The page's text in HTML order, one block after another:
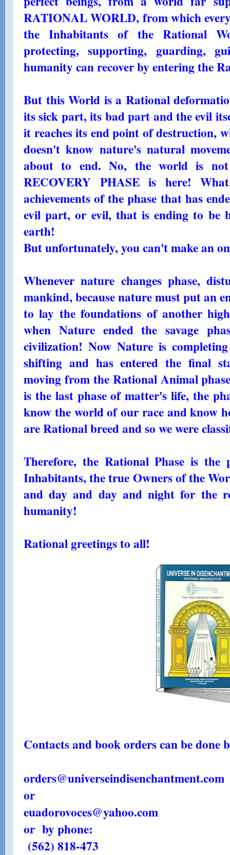
RATIONAL WORLD, from which
the Inhabitants of the Rational
protecting, supporting, guarding,
humanity can recover by entering the
But this World is a Rational
its sick part, its bad part and the evil
it reaches its end point of destruction,
doesn't know nature's natural
about to end. No, the world is
RECOVERY PHASE is here!
achievements of the phase that has
evil part, or evil, that is ending to be
earth!
But unfortunately, you can't make an
Whenever nature changes phase,
mankind, because nature must put an
to lay the foundations of another
when Nature ended the savage
civilization! Now Nature is
shifting and has entered the final
moving from the Rational Animal
is the last phase of matter's life, the
know the world of our race and know
are Rational breed and so we were
Therefore, the Rational Phase is
Inhabitants, the true Owners of the
and day and day and night for the
humanity!
Rational greetings to all!
Contacts and book orders can be done
orders@universeindisenchantment.com
or
euadorovoces@yahoo.com
or by phone:
(562) 818-473